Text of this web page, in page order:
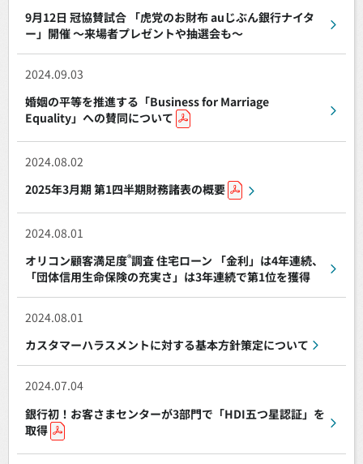
9月12日 冠協賛試合 「虎党のお財布 auじぶん銀行ナイタ
ー」開催 ～来場者プレゼントや抽選会も～
2024.09.03
婚姻の平等を推進する「Business for Marriage
Equality」への賛同について
2024.08.02
2025年3月期 第1四半期財務諸表の概要
2024.08.01
オリコン顧客満足度®調査 住宅ローン 「金利」は4年連続、
「団体信用生命保険の充実さ」は3年連続で第1位を獲得
2024.08.01
カスタマーハラスメントに対する基本方針策定について
2024.07.04
銀行初！お客さまセンターが3部門で「HDI五つ星認証」を
取得